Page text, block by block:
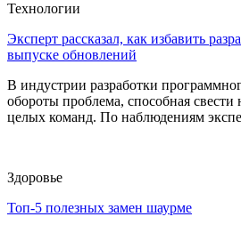
Технологии
Эксперт рассказал, как избавить
выпуске обновлений
В индустрии разработки
обороты проблема, способная свести
целых команд. По наблюдениям
Здоровье
Топ-5 полезных замен шаурме